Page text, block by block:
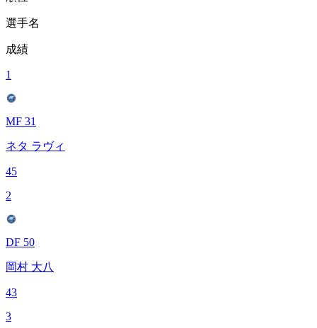
選手名
成績
1
MF 31
ネタ ラヴィ
45
2
DF 50
岡村 大八
43
3